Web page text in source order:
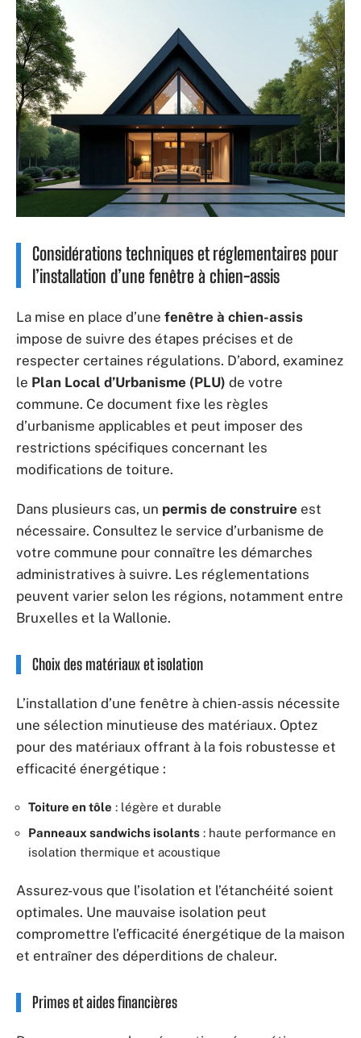
Considérations techniques et réglementaires pour
l’installation d’une fenêtre à chien-assis
La mise en place d’une fenêtre à chien-assis
impose de suivre des étapes précises et de
respecter certaines régulations. D’abord, examinez
le Plan Local d’Urbanisme (PLU) de votre
commune. Ce document fixe les règles
d’urbanisme applicables et peut imposer des
restrictions spécifiques concernant les
modifications de toiture.
Dans plusieurs cas, un permis de construire est
nécessaire. Consultez le service d’urbanisme de
votre commune pour connaître les démarches
administratives à suivre. Les réglementations
peuvent varier selon les régions, notamment entre
Bruxelles et la Wallonie.
Choix des matériaux et isolation
L’installation d’une fenêtre à chien-assis nécessite
une sélection minutieuse des matériaux. Optez
pour des matériaux offrant à la fois robustesse et
efficacité énergétique :
Toiture en tôle : légère et durable
Panneaux sandwichs isolants : haute performance en
isolation thermique et acoustique
Assurez-vous que l’isolation et l’étanchéité soient
optimales. Une mauvaise isolation peut
compromettre l’efficacité énergétique de la maison
et entraîner des déperditions de chaleur.
Primes et aides financières